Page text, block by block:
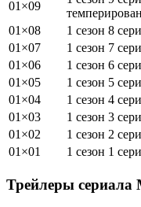
01×09
01×08
1 сезон 8
01×07
1 сезон 7
01×06
1 сезон 6
01×05
1 сезон 5
01×04
1 сезон 4
01×03
1 сезон 3
01×02
1 сезон 2
01×01
1 сезон 1
Трейлеры сериала